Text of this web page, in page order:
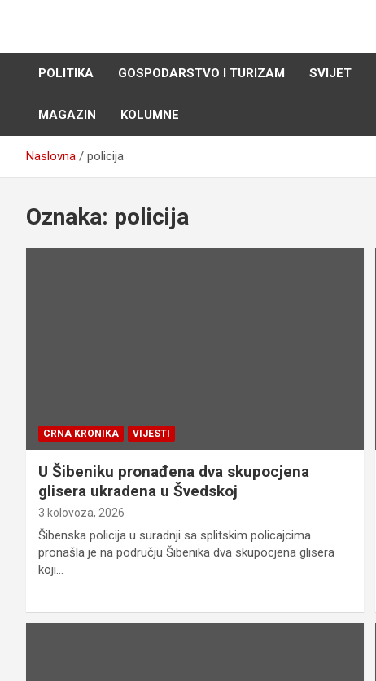
POLITIKA
GOSPODARSTVO I TURIZAM SVIJET
MAGAZIN KOLUMNE
Naslovna policija
Oznaka: policija
CRNA KRONIKA VIJESTI
U Šibeniku pronađena dva skupocjena
glisera ukradena u Švedskoj
3 kolovoza, 2026
Šibenska policija u suradnji sa splitskim policajcima
pronašla je na području Šibenika dva skupocjena glisera
koji…